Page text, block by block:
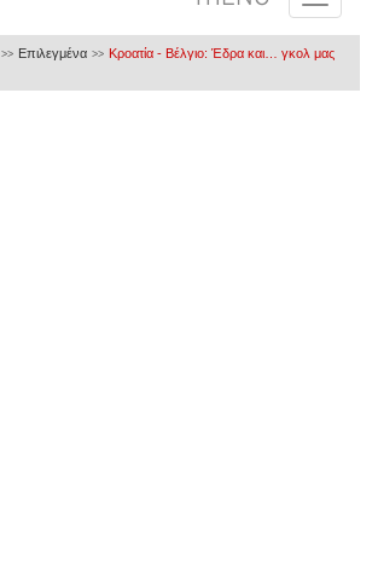
>> Επιλεγμένα >> Κροατία - Βέλγιο: Έδρα και… γκολ μας